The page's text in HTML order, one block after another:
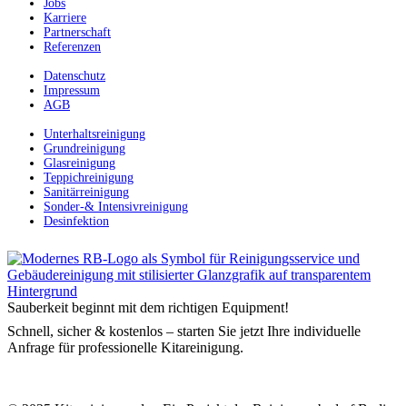
Jobs
Karriere
Partnerschaft
Referenzen
Datenschutz
Impressum
AGB
Unterhaltsreinigung
Grundreinigung
Glasreinigung
Teppichreinigung
Sanitärreinigung
Sonder-& Intensivreinigung
Desinfektion
Sauberkeit beginnt mit dem richtigen Equipment!
Schnell, sicher & kostenlos – starten Sie jetzt Ihre individuelle
Anfrage für professionelle Kitareinigung.